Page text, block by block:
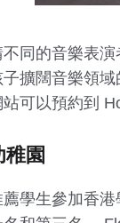
同的音樂表
擴闊音樂領
可以預約到
園
學生參加香